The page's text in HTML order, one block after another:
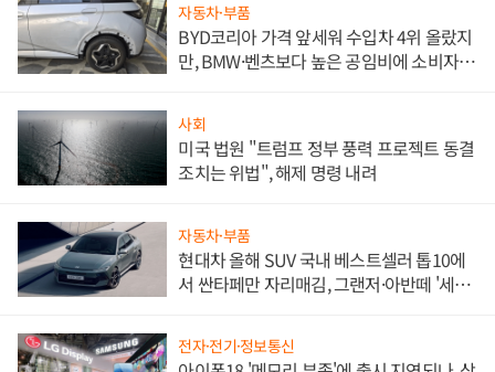
자동차·부품
BYD코리아 가격 앞세워 수입차 4위 올랐지
만, BMW·벤츠보다 높은 공임비에 소비자
사회
미국 법원 "트럼프 정부 풍력 프로젝트 동결
조치는 위법", 해제 명령 내려
자동차·부품
현대차 올해 SUV 국내 베스트셀러 톱10에
서 싼타페만 자리매김, 그랜저·아반떼 '세단
전자·전기·정보통신